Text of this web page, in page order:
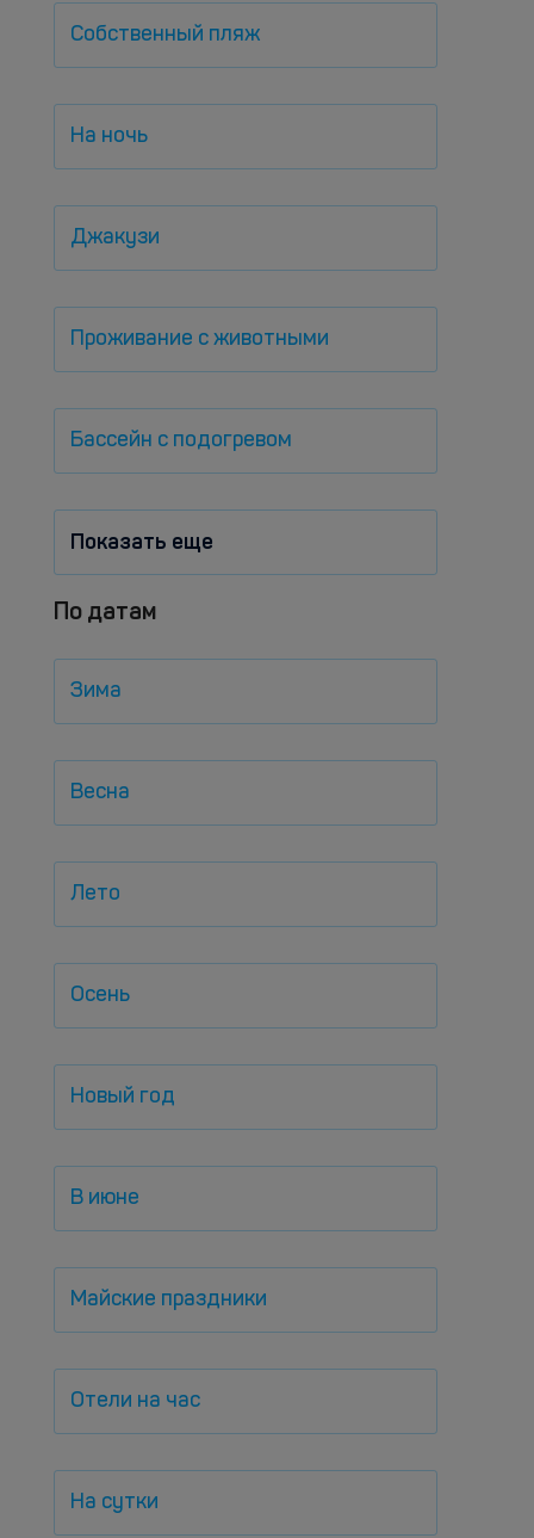
Собственный пляж
На ночь
Джакузи
Проживание с животными
Бассейн с подогревом
Показать еще
По датам
Зима
Весна
Лето
Осень
Новый год
В июне
Майские праздники
Отели на час
На сутки